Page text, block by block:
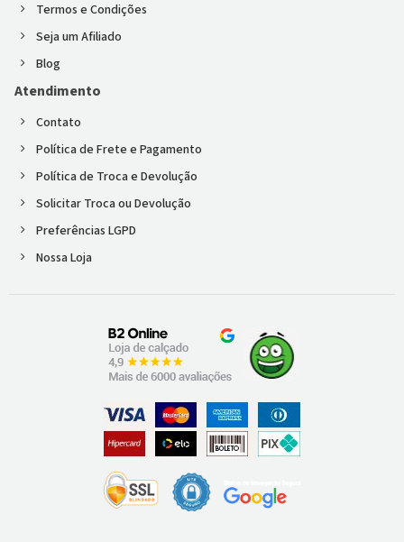
Termos e Condições
Seja um Afiliado
Blog
Atendimento
Contato
Política de Frete e Pagamento
Política de Troca e Devolução
Solicitar Troca ou Devolução
Preferências LGPD
Nossa Loja